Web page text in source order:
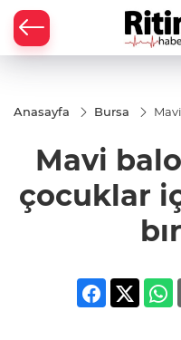
Anasayfa Bursa
Mavi
için
Mavi
çocuklar